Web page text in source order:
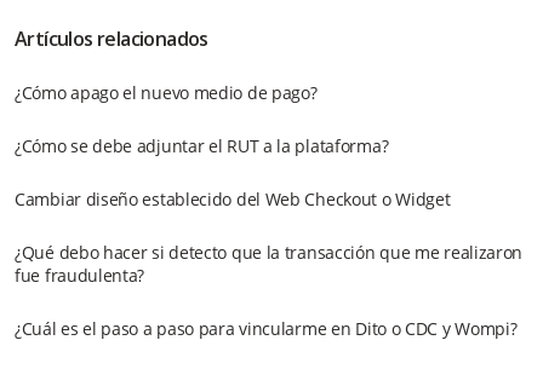
Artículos relacionados
¿Cómo apago el nuevo medio de pago?
¿Cómo se debe adjuntar el RUT a la plataforma?
Cambiar diseño establecido del Web Checkout o Widget
¿Qué debo hacer si detecto que la transacción que me realizaron
fue fraudulenta?
¿Cuál es el paso a paso para vincularme en Dito o CDC y Wompi?